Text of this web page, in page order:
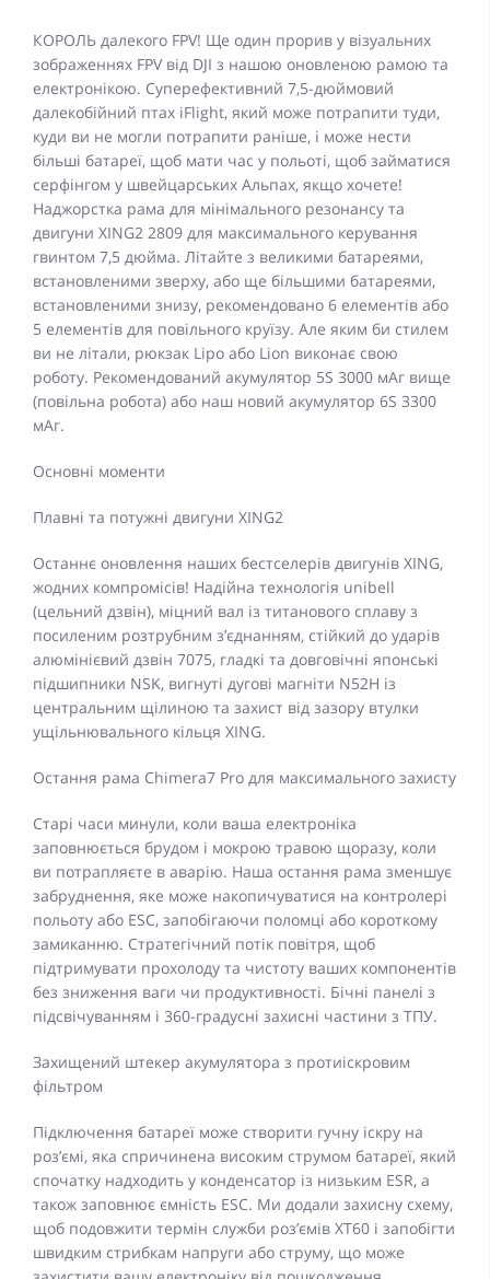
КОРОЛЬ далекого FPV! Ще один прорив у візуальних
зображеннях FPV від DJI з нашою оновленою рамою та
електронікою. Суперефективний 7,5-дюймовий
далекобійний птах iFlight, який може потрапити туди,
куди ви не могли потрапити раніше, і може нести
більші батареї, щоб мати час у польоті, щоб займатися
серфінгом у швейцарських Альпах, якщо хочете!
Наджорстка рама для мінімального резонансу та
двигуни XING2 2809 для максимального керування
гвинтом 7,5 дюйма. Літайте з великими батареями,
встановленими зверху, або ще більшими батареями,
встановленими знизу, рекомендовано 6 елементів або
5 елементів для повільного круїзу. Але яким би стилем
ви не літали, рюкзак Lipo або Lion виконає свою
роботу. Рекомендований акумулятор 5S 3000 мАг вище
(повільна робота) або наш новий акумулятор 6S 3300
мАг.
Основні моменти
Плавні та потужні двигуни XING2
Останнє оновлення наших бестселерів двигунів XING,
жодних компромісів! Надійна технологія unibell
(цельний дзвін), міцний вал із титанового сплаву з
посиленим розтрубним з’єднанням, стійкий до ударів
алюмінієвий дзвін 7075, гладкі та довговічні японські
підшипники NSK, вигнуті дугові магніти N52H із
центральним щілиною та захист від зазору втулки
ущільнювального кільця XING.
Остання рама Chimera7 Pro для максимального захисту
Старі часи минули, коли ваша електроніка
заповнюється брудом і мокрою травою щоразу, коли
ви потрапляєте в аварію. Наша остання рама зменшує
забруднення, яке може накопичуватися на контролері
польоту або ESC, запобігаючи поломці або короткому
замиканню. Стратегічний потік повітря, щоб
підтримувати прохолоду та чистоту ваших компонентів
без зниження ваги чи продуктивності. Бічні панелі з
підсвічуванням і 360-градусні захисні частини з ТПУ.
Захищений штекер акумулятора з протиіскровим
фільтром
Підключення батареї може створити гучну іскру на
роз’ємі, яка спричинена високим струмом батареї, який
спочатку надходить у конденсатор із низьким ESR, а
також заповнює ємність ESC. Ми додали захисну схему,
щоб подовжити термін служби роз’ємів XT60 і запобігти
швидким стрибкам напруги або струму, що може